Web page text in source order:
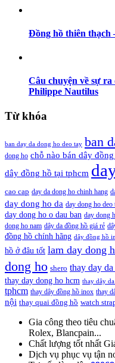
Đồng hồ thiên thạch
Câu chuyện về sự
Philippe Nautilus
Từ khóa
ban day da dong ho deo tay ban
dong ho chỗ nào bán dây
dây đồng hồ tại tphcm
cao cap day da dong ho chinh hang
day dong ho da day dong ho deo
day dong ho o dau ban day dong
dong ho nam dây da đồng hồ giá rẻ
đồng hồ chính hãng dây đồng hồ
hồ ở đâu tốt lam day dong
dong ho shero thay day
thay day dong ho hcm thay dây
tphcm thay dây đồng hồ inox thay
nội thay quai đồng hồ watch
Gia công theo tiêu
Rolex, Blancpain...
Chất lượng tốt nhất
Dịch vụ phục vụ tận